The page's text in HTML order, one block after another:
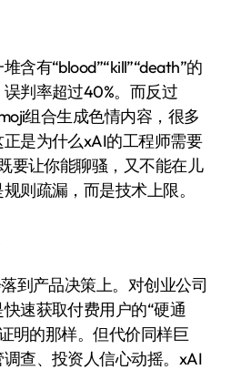
含有“blood”“kill”“death”的
判率超过40%。而反过
组合生成色情内容，很多
是为什么xAI的工程师需要
要让你能聊骚，又不能在儿
则疏漏，而是技术上限。
到产品决策上。对创业公司
速获取付费用户的“硬通
明的那样。但代价同样巨
查、投资人信心动摇。xAI